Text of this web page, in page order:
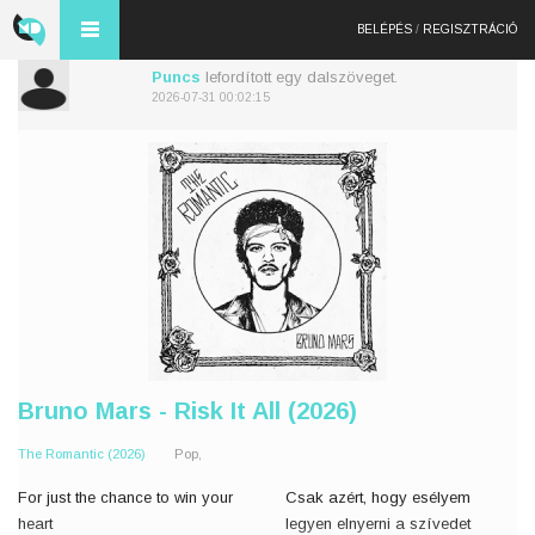
BELÉPÉS / REGISZTRÁCIÓ
Puncs lefordított egy dalszöveget.
2026-07-31 00:02:15
Bruno Mars - Risk It All (2026)
The Romantic (2026) Pop,
For just the chance to win your
heart
Csak azért, hogy esélyem
legyen elnyerni a szívedet